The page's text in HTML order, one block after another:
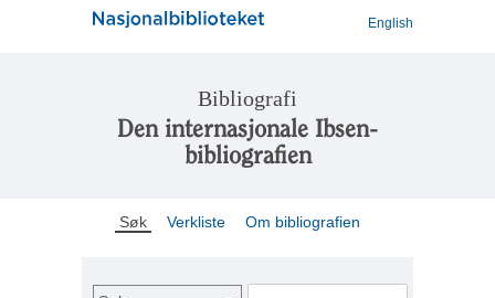
English
Bibliografi
Den internasjonale Ibsen-
bibliografien
Søk Verkliste Om bibliografien